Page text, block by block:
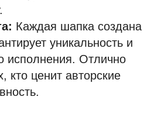
Каждая шапка создана
уникальность и
исполнения. Отлично
кто ценит авторские